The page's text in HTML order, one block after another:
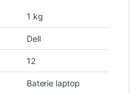
1 kg
Dell
12
Baterie laptop